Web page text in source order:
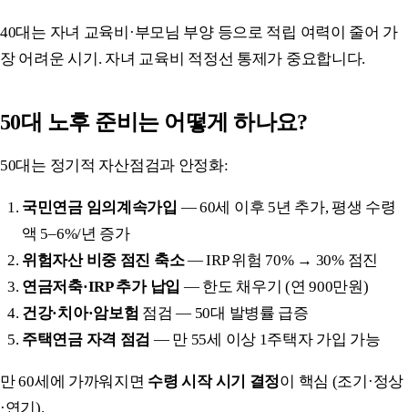
40대는 자녀 교육비·부모님 부양 등으로 적립 여력이 줄어 가
장 어려운 시기. 자녀 교육비 적정선 통제가 중요합니다.
50대 노후 준비는 어떻게 하나요?
50대는 정기적 자산점검과 안정화:
국민연금 임의계속가입 — 60세 이후 5년 추가, 평생 수령
액 5–6%/년 증가
위험자산 비중 점진 축소— IRP 위험 70% → 30% 점진
연금저축·IRP 추가 납입 — 한도 채우기 (연 900만원)
건강·치아·암보험 점검 — 50대 발병률 급증
주택연금 자격 점검 — 만 55세 이상 1주택자 가입 가능
만 60세에 가까워지면 수령 시작 시기 결정이 핵심 (조기·정상
·연기).